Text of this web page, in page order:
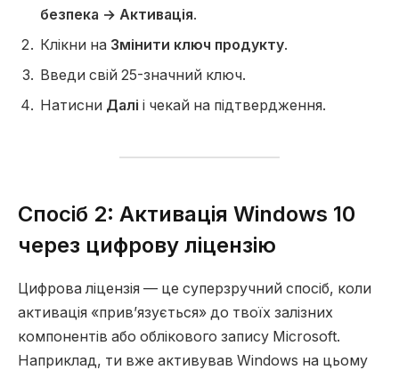
безпека → Активація.
Клікни на Змінити ключ продукту.
Введи свій 25-значний ключ.
Натисни Далі і чекай на підтвердження.
Спосіб 2: Активація Windows 10
через цифрову ліцензію
Цифрова ліцензія — це суперзручний спосіб, коли
активація «прив’язується» до твоїх залізних
компонентів або облікового запису Microsoft.
Наприклад, ти вже активував Windows на цьому